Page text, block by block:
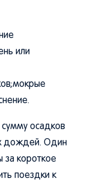
или
осадков
дождей. Один
за короткое
поездки к